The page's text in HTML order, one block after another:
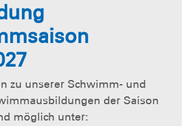
zu unserer Schwimm- und
der Saison
möglich unter: